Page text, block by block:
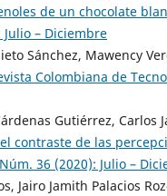
de un chocolate
– Diciembre
Sánchez, Mawency
Colombiana de
Gutiérrez, Carlos
contraste de las
36 (2020): Julio –
Jairo Jamith Palacios